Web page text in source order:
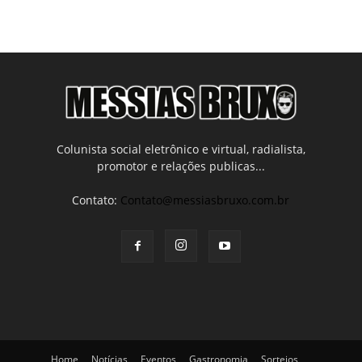
Colunista social eletrônico e virtual, radialista,
promotor e relações publicas...
Contato: Contato@messiasbruxo.com.br
Home Notícias Eventos Gastronomia Sorteios